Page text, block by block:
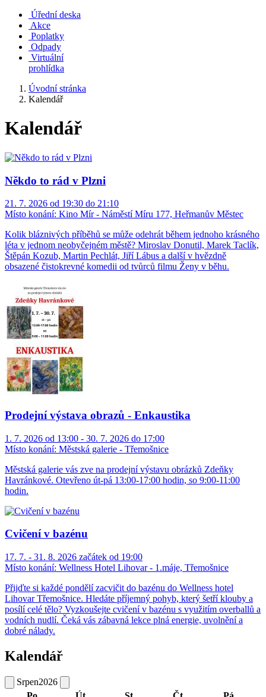
Úřední deska
Akce
Poplatky
Odpady
Virtuální
prohlídka
Úvodní stránka
Kalendář
Kalendář
Někdo to rád v Plzni
21. 7. 2026 od 19:30 do 21:10
Místo konání: Kino Mír - Náměstí Míru 177, Heřmanův Městec
Kolik bláznivých příběhů se může odehrát během jednoho krásného
léta v jednom neobyčejném městě? Miroslav Donutil, Marek Taclík,
Štěpán Kozub, Martin Pechlát, Jiří Lábus a další v hvězdně
obsazené čistokrevné komedii od tvůrců filmu Ženy v běhu.
Prodejní výstava obrazů - Enkaustika
1. 7. 2026 od 13:00 - 30. 7. 2026 do 17:00
Místo konání: Městská galerie - Třemošnice
Městská galerie vás zve na prodejní výstavu obrázků Zdeňky
Havránkové. Otevřeno út-pá 13:00-17:00 hodin, so 9:00-11:00
hodin.
Cvičení v bazénu
17. 7. - 31. 8. 2026 začátek od 19:00
Místo konání: Wellness Hotel Lihovar - 1.máje, Třemošnice
Přijďte si každé pondělí zacvičit do bazénu do Wellness hotel
Lihovar Třemošnice. Hledáte příjemný pohyb, který šetří klouby a
posílí celé tělo? Vyzkoušejte cvičení v bazénu s využitím overballů a
vodních nudlí. Čeká vás zábavná lekce plná energie, uvolnění a
dobré nálady.
Kalendář
Srpen2026